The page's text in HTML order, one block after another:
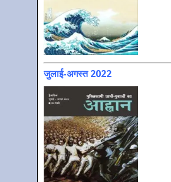
जुलाई-अगस्त 2022